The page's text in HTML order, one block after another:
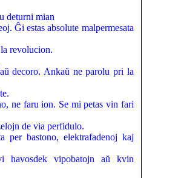
deturni mian
Ĝi estas absolute malpermesata
revolucion.
decoro. Ankaŭ ne parolu pri la
ne faru ion. Se mi petas vin fari
de via perfidulo.
bastono, elektrafadenoj kaj
vipobatojn aŭ kvin